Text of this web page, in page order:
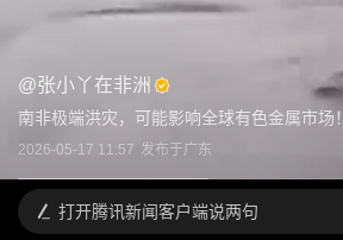
@张小丫在非洲
南非极端洪灾，可能影响全球有色金属市场！
2026-05-17 11:57 发布于广东
打开腾讯新闻客户端说两句